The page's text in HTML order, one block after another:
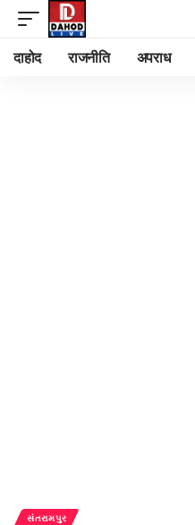
दाहोद राजनीति अपराध
સંતરામપુર